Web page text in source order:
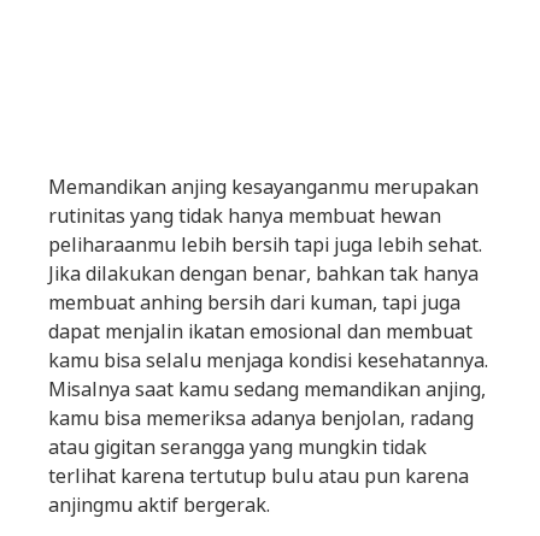
Memandikan anjing kesayanganmu merupakan
rutinitas yang tidak hanya membuat hewan
peliharaanmu lebih bersih tapi juga lebih sehat.
Jika dilakukan dengan benar, bahkan tak hanya
membuat anhing bersih dari kuman, tapi juga
dapat menjalin ikatan emosional dan membuat
kamu bisa selalu menjaga kondisi kesehatannya.
Misalnya saat kamu sedang memandikan anjing,
kamu bisa memeriksa adanya benjolan, radang
atau gigitan serangga yang mungkin tidak
terlihat karena tertutup bulu atau pun karena
anjingmu aktif bergerak.